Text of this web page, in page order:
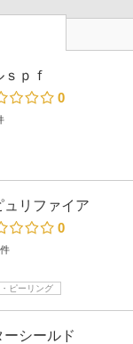
ｓｐｆ
0
ュリファイア
0
ピーリング
ーシールド